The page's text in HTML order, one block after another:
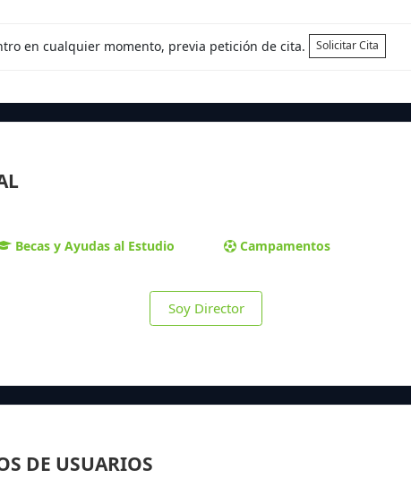
en cualquier momento, previa petición de cita. Solicitar Cita
Becas y Ayudas al Estudio Campamentos
Soy Director
DE USUARIOS